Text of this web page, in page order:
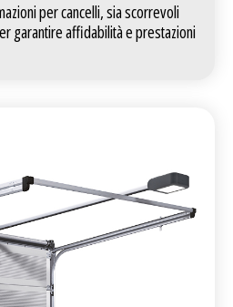
per cancelli, sia scorrevoli
garantire affidabilità e prestazioni